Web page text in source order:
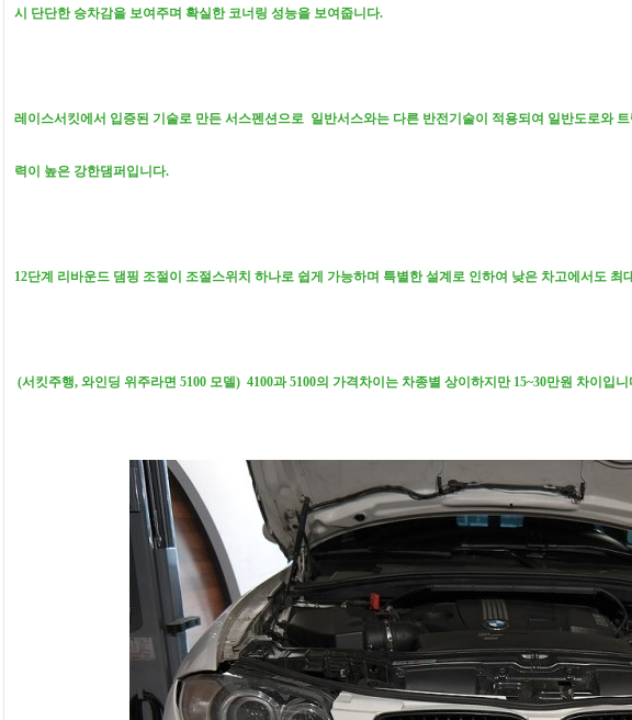
시 단단한 승차감을 보여주며 확실한 코너링 성능을 보여줍니다.
레이스서킷에서 입증된 기술로 만든 서스펜션으로 일반서스와는 다른 반전기술이 적용되여 일반도로와
력이 높은 강한댐퍼입니다.
12단계 리바운드 댐핑 조절이 조절스위치 하나로 쉽게 가능하며 특별한 설계로 인하여 낮은 차고에서도
(서킷주행, 와인딩 위주라면 5100 모델) 4100과 5100의 가격차이는 차종별 상이하지만 15~30만원 차이입니